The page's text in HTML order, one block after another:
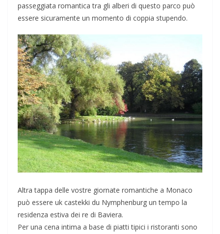
passeggiata romantica tra gli alberi di questo parco può
essere sicuramente un momento di coppia stupendo.
Altra tappa delle vostre giornate romantiche a Monaco
può essere uk castekki du Nymphenburg un tempo la
residenza estiva dei re di Baviera.
Per una cena intima a base di piatti tipici i ristoranti sono